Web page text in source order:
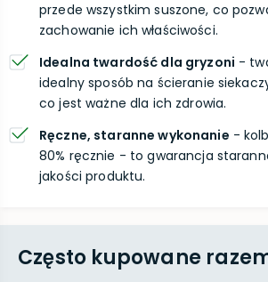
przede wszystkim suszone, co
zachowanie ich właściwości.
Idealna twardość dla gryzoni -
idealny sposób na ścieranie
co jest ważne dla ich zdrowia.
Ręczne, staranne wykonanie -
80% ręcznie - to gwarancja
jakości produktu.
Często kupowane